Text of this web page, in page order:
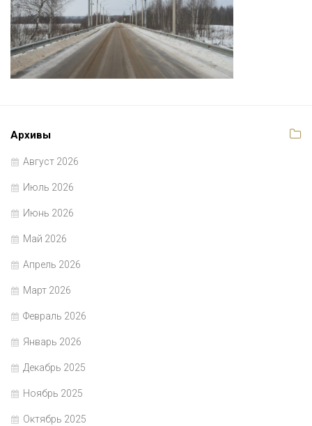
Архивы
Август 2026
Июль 2026
Июнь 2026
Май 2026
Апрель 2026
Март 2026
Февраль 2026
Январь 2026
Декабрь 2025
Ноябрь 2025
Октябрь 2025